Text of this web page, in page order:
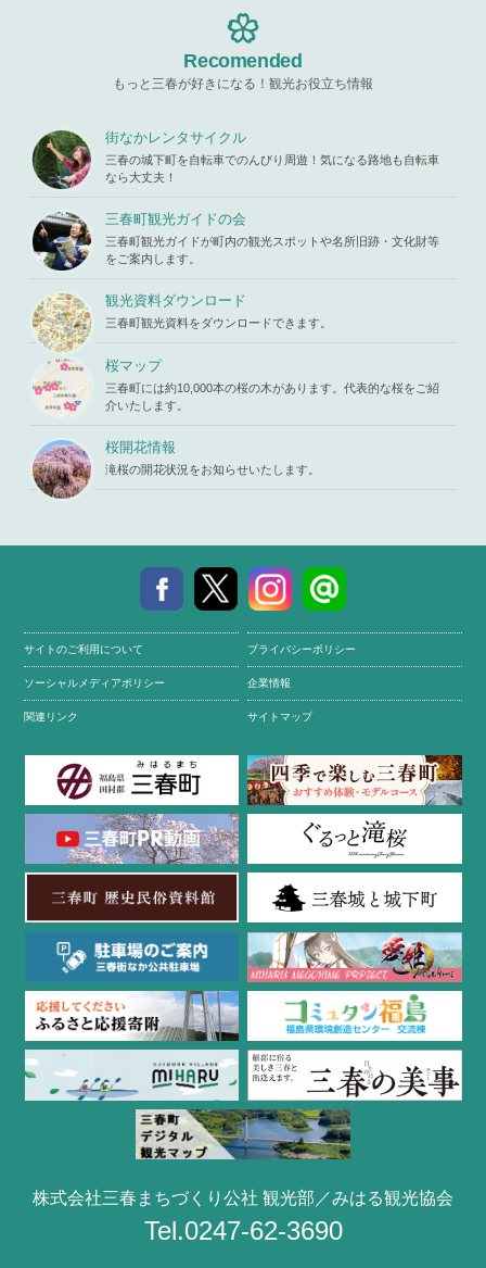
parts/picu
p.phpon li
ne19
iharukoma.
com/public
_html/wp-c
ontent/the
mes/mihar
u/template-
parts/picu
p.phpon li
ne19
ttempt to re
ad property
"ID" on null
in/home/x
iharukoma.
com/public
_html/wp-c
ontent/the
mes/mihar
u/template-
parts/picu
p.phpon li
ne 19
Recomended
もっと三春が好きになる！観光お役立ち情報
街なかレンタサイクル
三春の城下町を自転車でのんびり周遊！気になる路地も自転車
なら大丈夫！
三春町観光ガイドの会
三春町観光ガイドが町内の観光スポットや名所旧跡・文化財等
をご案内します。
観光資料ダウンロード
三春町観光資料をダウンロードできます。
桜マップ
三春町には約10,000本の桜の木があります。代表的な桜をご紹
介いたします。
桜開花情報
滝桜の開花状況をお知らせいたします。
サイトのご利用について プライバシーポリシー
ソーシャルメディアポリシー 企業情報
関連リンク サイトマップ
株式会社三春まちづくり公社 観光部／みはる観光協会
Tel.0247-62-3690